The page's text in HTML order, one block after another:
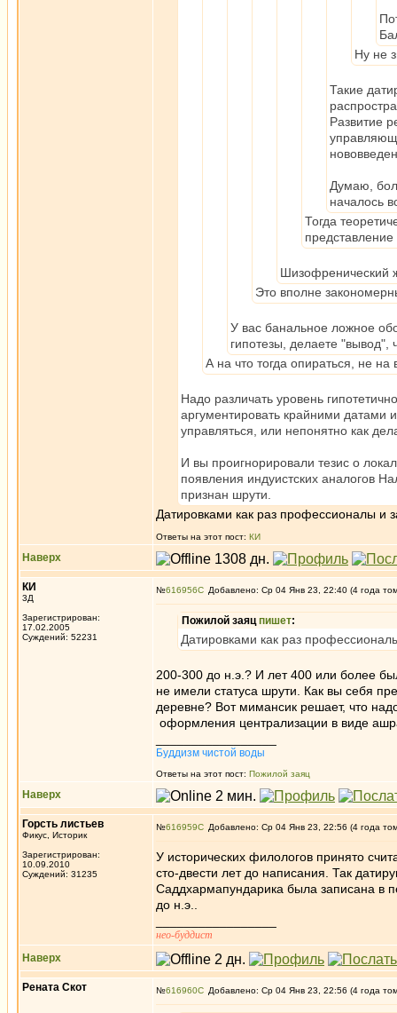
Ну не
Такие
Развитие
Думаю,
началось
Тогда
Шизофренический
Это вполне
У вас банальное ложное
гипотезы, делаете "вывод",
А на что тогда опираться, не
Надо различать уровень
аргументировать крайними датами
управляться, или непонятно как
И вы проигнорировали тезис о
появления индуистских аналогов
признан шрути.
Датировками как раз профессионалы и
Ответы на этот пост: КИ
Наверх
КИ
3Д
Зарегистрирован:
17.02.2005
Суждений: 52231
№616956 Добавлено: Ср 04 Янв 23, 22:40 (4 года
Пожилой заяцпишет:
Датировками как раз
200-300 до н.э.? И лет 400 или более
не имели статуса шрути. Как вы себя
деревне? Вот мимансик решает, что
оформления централизации в виде
Буддизм чистой воды
Ответы на этот пост: Пожилой заяц
Наверх
Горсть листьев
Фикус, Историк
Зарегистрирован:
10.09.2010
Суждений: 31235
№616959 Добавлено: Ср 04 Янв 23, 22:56 (4 года
У исторических филологов принято
сто-двести лет до написания. Так
Саддхармапундарика была записана в
до н.э..
нео-буддист
Наверх
Рената Скот №616960 Добавлено: Ср 04 Янв 23, 22:56 (4 года